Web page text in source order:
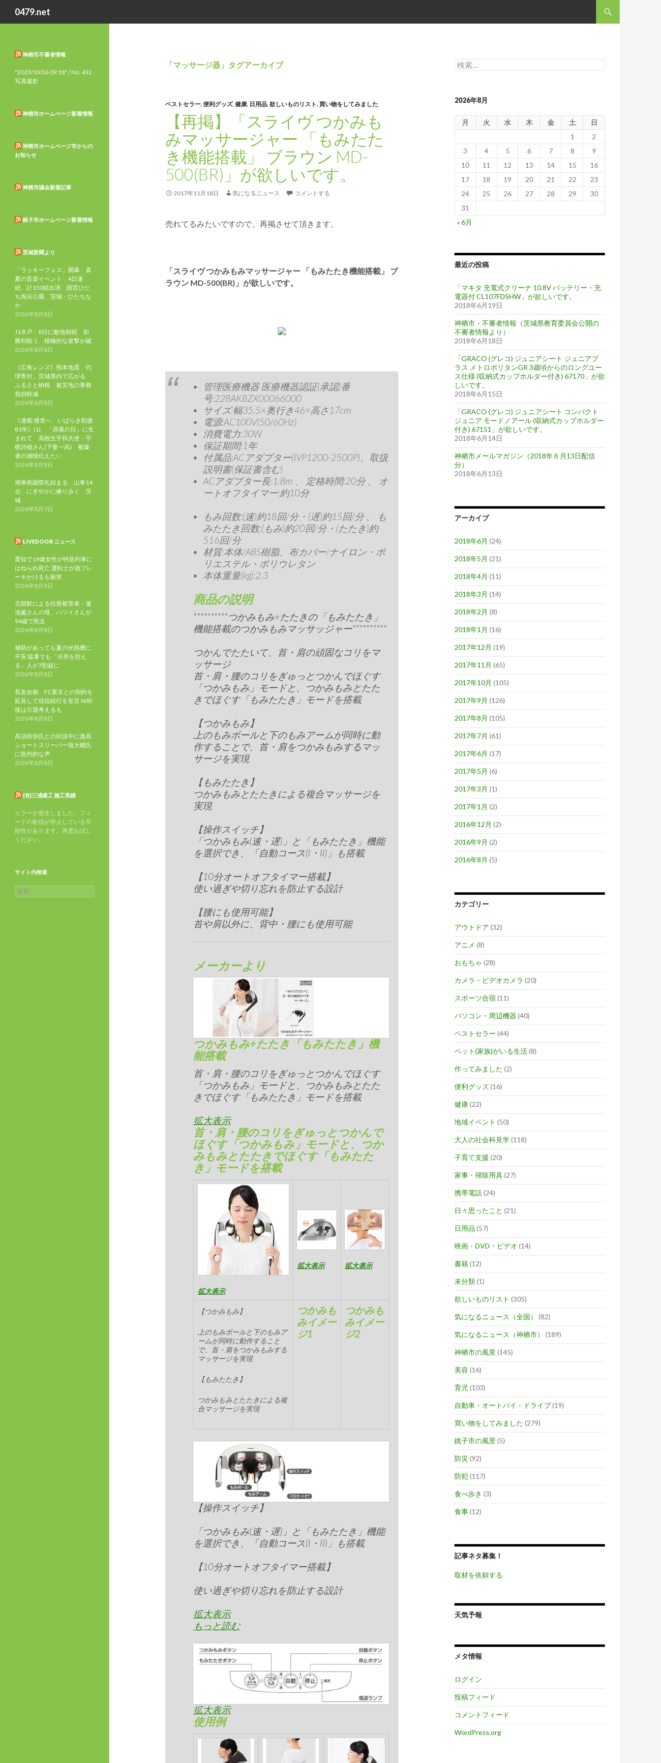
0479.net
「マッサージ器」タグアーカイブ
ベストセラー, 便利グッズ, 健康, 日用品, 欲しいものリスト, 買い物をしてみました
【再掲】「スライヴ つかみも
みマッサージャー 「もみたた
き機能搭載」 ブラウン MD-
500(BR)」が欲しいです。
2017年11月18日 気になるニュース コメントする
売れてるみたいですので、再掲させて頂きます。
「スライヴ つかみもみマッサージャー 「もみたたき機能搭載」 ブ
ラウン MD-500(BR)」が欲しいです。
管理医療機器 医療機器認証(承認)番
号:228AKBZX00066000
サイズ:幅35.5×奥行き46×高さ17cm
電源:AC100V(50/60Hz)
消費電力:30W
保証期間:1年
付属品:ACアダプター(IVP1200-2500P)、取扱
説明書(保証書含む)
ACアダプター長:1.8m 、 定格時間:20分 、 オ
ートオフタイマー:約10分
もみ回数:(速)約18回/分・(遅)約15回/分 、 も
みたたき回数:(もみ)約20回/分・(たたき)約
516回/分
材質:本体/ABS樹脂、布カバー/ナイロン・ポ
リエステル・ポリウレタン
本体重量(kg):2.3
商品の説明
**********つかみもみ+たたきの「もみたたき」
機能搭載のつかみもみマッサッジャー**********
つかんでたたいて、首・肩の頑固なコリをマ
ッサージ
首・肩・腰のコリをぎゅっとつかんでほぐす
「つかみもみ」モードと、つかみもみとたた
きでほぐす「もみたたき」モードを搭載
【つかみもみ】
上のもみボールと下のもみアームが同時に動
作することで、首・肩をつかみもみするマッ
サージを実現
【もみたたき】
つかみもみとたたきによる複合マッサージを
実現
【操作スイッチ】
「つかみもみ(速・遅)」と「もみたたき」機能
を選択でき、「自動コース(I・II)」も搭載
【10分オートオフタイマー搭載】
使い過ぎや切り忘れを防止する設計
【腰にも使用可能】
首や肩以外に、背中・腰にも使用可能
メーカーより
つかみもみ+たたき「もみたたき」機
能搭載
首・肩・腰のコリをぎゅっとつかんでほぐす
「つかみもみ」モードと、つかみもみとたた
きでほぐす「もみたたき」モードを搭載
拡大表示
首・肩・腰のコリをぎゅっとつかんで
ほぐす「つかみもみ」モードと、つか
みもみとたたきでほぐす「もみたた
き」モードを搭載
拡大表示
拡大表示 拡大表示
【つかみもみ】
上のもみボールと下のもみア
ームが同時に動作すること
で、首・肩をつかみもみする
マッサージを実現
【もみたたき】
つかみもみとたたきによる複
合マッサージを実現
つかみも
みイメー
ジ1
つかみも
みイメー
ジ2
【操作スイッチ】
「つかみもみ(速・遅)」と「もみたたき」機能
を選択でき、「自動コース(I・II)」も搭載
【10分オートオフタイマー搭載】
使い過ぎや切り忘れを防止する設計
拡大表示
もっと読む
拡大表示
使用例
検
索:
2026年8月
月 火 水 木 金 土
日
1
2
3
4 5 6 7 8
9
10
11 12 13 14 15
16
17
18 19 20 21 22
23
24
25 26 27 28 29
30
31
« 6月
最近の投稿
「マキタ 充電式クリーナ 10.8V バッテリー・充
電器付 CL107FDSHW」が欲しいです。
2018年6月19日
神栖市・不審者情報（茨城県教育委員会公開の
不審者情報より）
2018年6月18日
「GRACO (グレコ) ジュニアシート ジュニアプ
ラス メトロポリタンGR 3歳頃からのロングユー
ス仕様 (収納式カップホルダー付き) 67170」が欲
しいです。
2018年6月15日
「GRACO (グレコ) ジュニアシート コンパクト
ジュニア モードノアール (収納式カップホルダー
付き) 67151」が欲しいです。
2018年6月14日
神栖市メールマガジン（2018年６月13日配信
分）
2018年6月13日
アーカイブ
2018年6月 (24)
2018年5月 (21)
2018年4月 (11)
2018年3月 (14)
2018年2月 (8)
2018年1月 (16)
2017年12月 (19)
2017年11月 (65)
2017年10月 (105)
2017年9月 (126)
2017年8月 (105)
2017年7月 (61)
2017年6月 (17)
2017年5月 (6)
2017年3月 (1)
2017年1月 (2)
2016年12月 (2)
2016年9月 (2)
2016年8月 (5)
カテゴリー
アウトドア (32)
アニメ (8)
おもちゃ (28)
カメラ・ビデオカメラ (20)
スポーツ合宿(11)
パソコン・周辺機器 (40)
ベストセラー (44)
ペット(家族)がいる生活(8)
作ってみました (2)
便利グッズ(16)
健康(22)
地域イベント (50)
大人の社会科見学(118)
子育て支援 (20)
家事・掃除用具(27)
携帯電話(24)
日々思ったこと (21)
日用品 (57)
映画・DVD・ビデオ (14)
書籍(12)
未分類(1)
欲しいものリスト (305)
気になるニュース（全国） (82)
気になるニュース（神栖市） (189)
神栖市の風景(145)
美容 (16)
育児 (103)
自動車・オートバイ・ドライブ(19)
買い物をしてみました (279)
銚子市の風景(5)
防災 (92)
防犯(117)
食べ歩き (3)
食事(12)
記事ネタ募集！
取材を依頼する
天気予報
メタ情報
ログイン
投稿フィード
コメントフィード
WordPress.org
神栖市不審者情報
"2023/10/26 09:18" / No. 432
写真撮影
神栖市ホームページ新着情報
神栖市ホームページ市からの
お知らせ
神栖市議会新着記事
銚子市ホームページ新着情報
茨城新聞より
「ラッキーフェス」開幕 真
夏の音楽イベント 4日連
続、計150組出演 国営ひた
ち海浜公園 茨城・ひたちな
か
2026年8月8日
J1水戸、8日に敵地柏戦 初
勝利狙う 積極的な攻撃が鍵
2026年8月8日
《広角レンズ》熊本地震 代
理寄付、茨城県内で広がる
ふるさと納税 被災地の事務
負担軽減
2026年8月8日
《連載:後世へ いばらき戦後
81年》(1) 「原爆の日」に生
まれて 高校生平和大使・宇
梶詩穂さん(下妻一高) 被爆
者の感情伝えたい
2026年8月8日
潮来祇園祭礼始まる 山車14
台、にぎやかに練り歩く 茨
城
2026年8月7日
LIVEDOOR ニュース
愛知で19歳女性が特急列車に
はねられ死亡 運転士が急ブレ
ーキかけるも衝突
2026年8月8日
北朝鮮による拉致被害者・蓮
池薫さんの母、ハツイさんが
94歳で死去
2026年8月8日
補助があっても夏の光熱費に
不安 猛暑でも「冷房を控え
る」人が7割超に
2026年8月8日
長友佑都、FC東京との契約を
延長して現役続行を宣言 W杯
後は引退考えるも
2026年8月8日
高須幹弥氏との対談中に激高
ショートスリーパー堀大輔氏
に批判的な声
2026年8月8日
(有)三浦建工 施工実績
エラーが発生しました。フィ
ードの配信が停止している可
能性があります。再度お試し
ください。
サイト内検索
検
索: